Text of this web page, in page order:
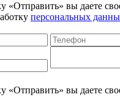
«Отправить» вы даете
персональных
«Отправить» вы даете